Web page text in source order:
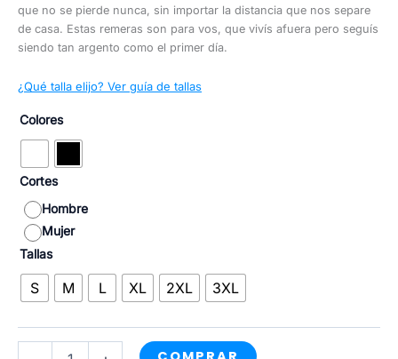
que no se pierde nunca, sin importar la distancia que nos separe
de casa. Estas remeras son para vos, que vivís afuera pero seguís
siendo tan argento como el primer día.
¿Qué talla elijo? Ver guía de tallas
Colores
Cortes
Hombre
Mujer
Tallas
S M L XL 2XL 3XL